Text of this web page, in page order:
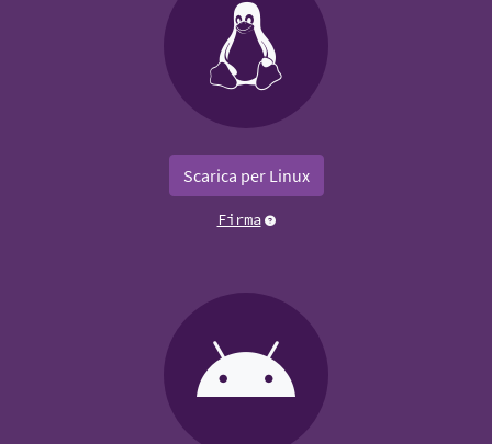
Scarica per Linux
Firma